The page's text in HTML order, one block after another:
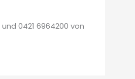
und 0421 6964200 von